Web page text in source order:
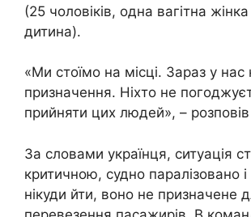
(25 чоловіків, одна вагітна
дитина).
«Ми стоїмо на місці. Зараз у
призначення. Ніхто не
прийняти цих людей», –
За словами українця, ситуація
критичною, судно паралізовано
нікуди йти, воно не призначене